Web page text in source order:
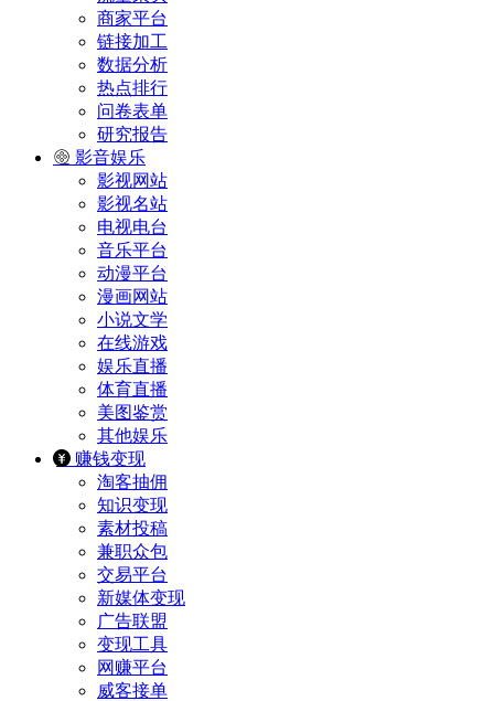
商家平台
链接加工
数据分析
热点排行
问卷表单
研究报告
影音娱乐
影视网站
影视名站
电视电台
音乐平台
动漫平台
漫画网站
小说文学
在线游戏
娱乐直播
体育直播
美图鉴赏
其他娱乐
赚钱变现
淘客抽佣
知识变现
素材投稿
兼职众包
交易平台
新媒体变现
广告联盟
变现工具
网赚平台
威客接单